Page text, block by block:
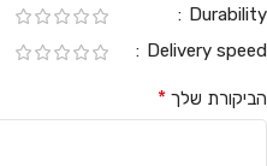
Durability
Delivery speed
הביקורת שלך *